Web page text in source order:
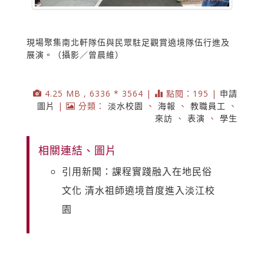
現場聚集南北軒隊伍與民眾駐足觀賞遶境隊伍行進及
展演。（攝影／曾晨維）
4.25 MB , 6336 * 3564 | 點閱：195 | 申請
圖片
| 分類： 淡水校園 、 海報 、 教職員工
、
來訪 、 表演 、 學生
相關連結、圖片
引用新聞：課程實踐融入在地民俗
文化 清水祖師遶境首度進入淡江校
園